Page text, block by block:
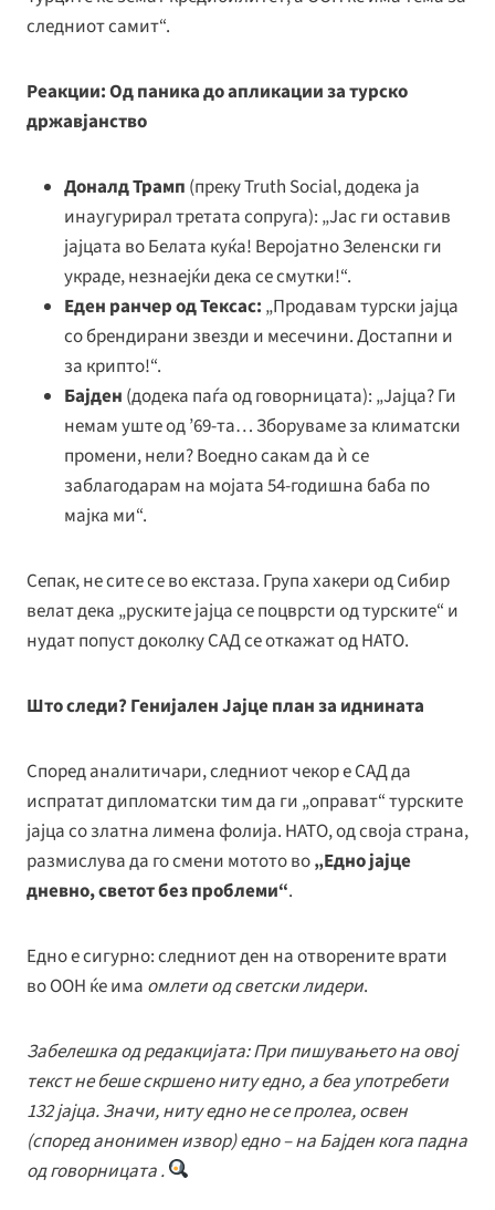
следниот самит“.
Реакции: Од паника до апликации за турско
државјанство
Доналд Трамп (преку Truth Social, додека ја
инаугурирал третата сопруга): „Јас ги оставив
јајцата во Белата куќа! Веројатно Зеленски ги
украде, незнаејќи дека се смутки!“.
Еден ранчер од Тексас: „Продавам турски јајца
со брендирани звезди и месечини. Достапни и
за крипто!“.
Бајден (додека паѓа од говорницата): „Јајца? Ги
немам уште од ’69-та… Зборуваме за климатски
промени, нели? Воедно сакам да ѝ се
заблагодарам на мојата 54-годишна баба по
мајка ми“.
Сепак, не сите се во екстаза. Група хакери од Сибир
велат дека „руските јајца се поцврсти од турските“ и
нудат попуст доколку САД се откажат од НАТО.
Што следи? Генијален Јајце план за иднината
Според аналитичари, следниот чекор е САД да
испратат дипломатски тим да ги „оправат“ турските
јајца со златна лимена фолија. НАТО, од своја страна,
размислува да го смени мотото во„Едно јајце
дневно, светот без проблеми“.
Едно е сигурно: следниот ден на отворените врати
во ООН ќе има омлети од светски лидери.
Забелешка од редакцијата: При пишувањето на овој
текст не беше скршено ниту едно, а беа употребети
132 јајца. Значи, ниту едно не се пролеа, освен
(според анонимен извор) едно – на Бајден кога падна
од говорницата .